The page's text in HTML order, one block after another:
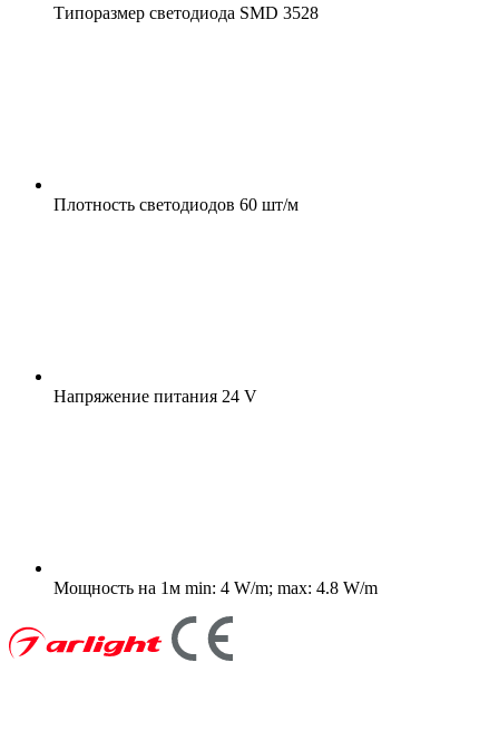
Типоразмер светодиода SMD 3528
Плотность светодиодов 60 шт/м
Напряжение питания 24 V
Мощность на 1м min: 4 W/m; max: 4.8 W/m